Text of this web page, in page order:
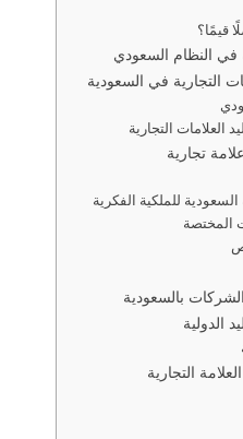
قيمًا؟
في النظام السعودي
التجارية في السعودية
العلامات التجارية
تجارية
بالسعودية
الدولية
التجارية